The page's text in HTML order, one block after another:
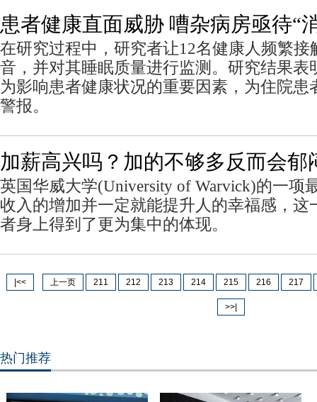
患者健康直面威胁 嘈杂病房亟待“
在研究过程中，研究者让12名健康人频繁接
音，并对其睡眠质量进行监测。研究结果表
为影响患者健康状况的重要因素，为住院患
警报。
加薪高兴吗？加的不够多反而会郁
英国华威大学(University of Warvick)的一项
收入的增加并一定就能提升人的幸福感，这
者身上得到了更为集中的体现。
|<< 上一页 211 212 213 214 215 216 217
>>|